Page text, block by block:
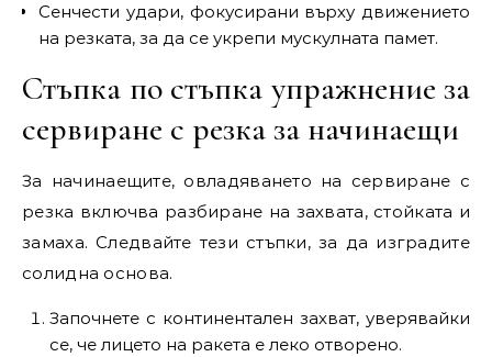
Сенчести удари, фокусирани върху движението
на резката, за да се укрепи мускулната памет.
Стъпка по стъпка упражнение за
сервиране с резка за начинаещи
За начинаещите, овладяването на сервиране с
резка включва разбиране на захвата, стойката и
замаха. Следвайте тези стъпки, за да изградите
солидна основа.
Започнете с континентален захват, уверявайки
се, че лицето на ракета е леко отворено.